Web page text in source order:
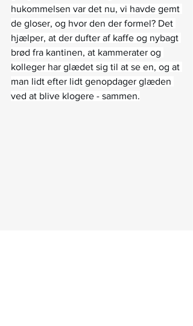
hukommelsen var det nu, vi havde gemt
de gloser, og hvor den der formel? Det
hjælper, at der dufter af kaffe og nybagt
brød fra kantinen, at kammerater og
kolleger har glædet sig til at se en, og at
man lidt efter lidt genopdager glæden
ved at blive klogere - sammen.